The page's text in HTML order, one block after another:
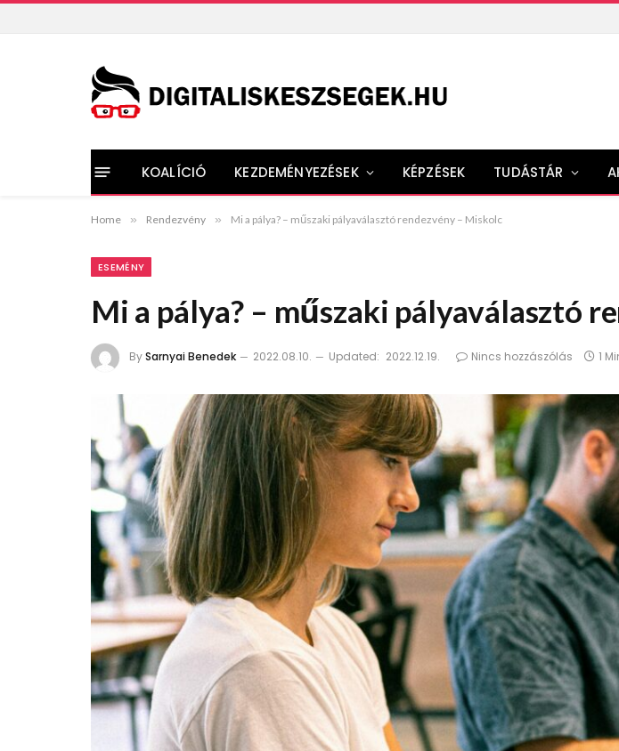
KOALÍCIÓ KEZDEMÉNYEZÉSEK KÉPZÉSEK TUDÁSTÁR
Home » Rendezvény » Mi a pálya? – műszaki pályaválasztó rendezvény – Miskolc
ESEMÉNY
Mi a pálya? – műszaki pályaválasztó
BySarnyai Benedek 2022.08.10. Updated: 2022.12.19. Nincs hozzászólás 1